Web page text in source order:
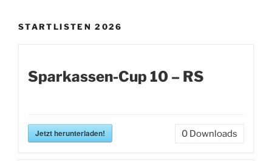
STARTLISTEN 2026
Sparkassen-Cup 10 – RS
Jetzt herunterladen! 0 Downloads